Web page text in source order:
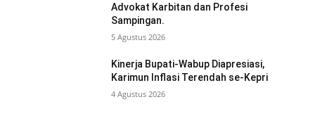
Advokat Karbitan dan Profesi
Sampingan.
5 Agustus 2026
Kinerja Bupati-Wabup Diapresiasi,
Karimun Inflasi Terendah se-Kepri
4 Agustus 2026